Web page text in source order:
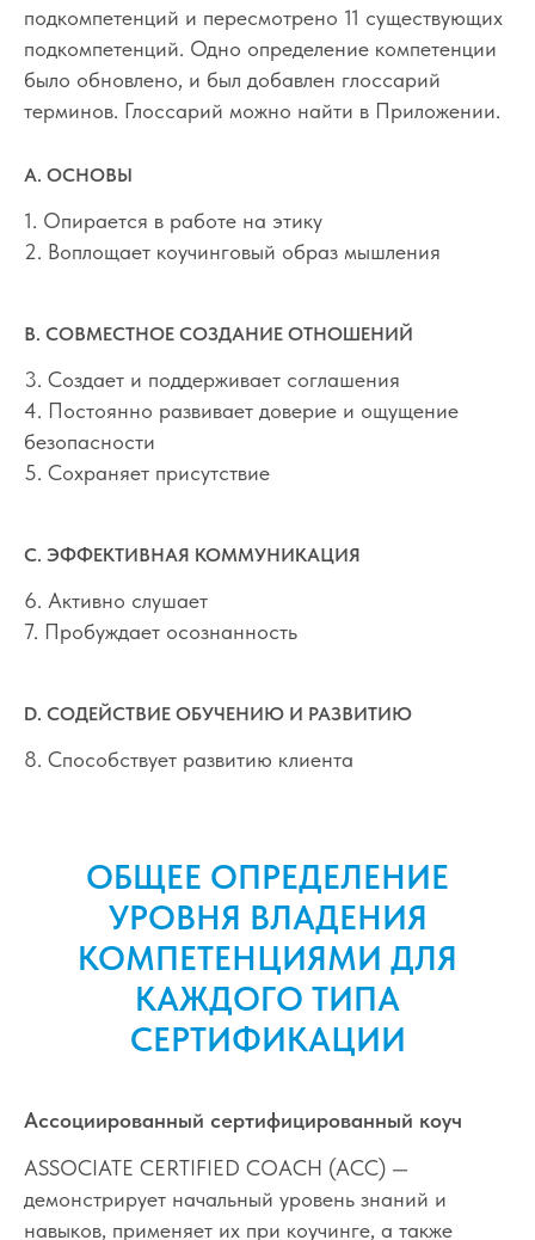
подкомпетенций и пересмотрено 11 существующих
подкомпетенций. Одно определение компетенции
было обновлено, и был добавлен глоссарий
терминов. Глоссарий можно найти в Приложении.
A. ОСНОВЫ
1. Опирается в работе на этику
2. Воплощает коучинговый образ мышления
В. СОВМЕСТНОЕ СОЗДАНИЕ ОТНОШЕНИЙ
3. Создает и поддерживает соглашения
4. Постоянно развивает доверие и ощущение
безопасности
5. Сохраняет присутствие
С. ЭФФЕКТИВНАЯ КОММУНИКАЦИЯ
6. Активно слушает
7. Пробуждает осознанность
D. СОДЕЙСТВИЕ ОБУЧЕНИЮ И РАЗВИТИЮ
8. Способствует развитию клиента
ОБЩЕЕ ОПРЕДЕЛЕНИЕ
УРОВНЯ ВЛАДЕНИЯ
КОМПЕТЕНЦИЯМИ ДЛЯ
КАЖДОГО ТИПА
СЕРТИФИКАЦИИ
Ассоциированный сертифицированный коуч
ASSOCIATE CERTIFIED COACH (ACC) —
демонстрирует начальный уровень знаний и
навыков, применяет их при коучинге, а также